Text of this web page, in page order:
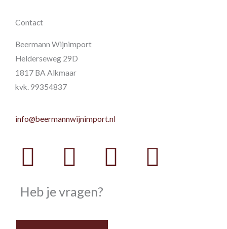
Contact
Beermann Wijnimport
Helderseweg 29D
1817 BA Alkmaar
kvk. 99354837
info@beermannwijnimport.nl
Facebook
Twitter
Youtube
Heb je vragen?